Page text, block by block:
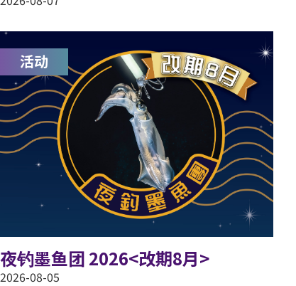
活动
夜钓墨鱼团 2026<改期8月>
2026-08-05